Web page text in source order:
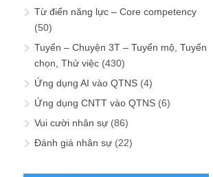
Từ điển năng lực – Core competency
(50)
Tuyển – Chuyện 3T – Tuyển mộ, Tuyển
chọn, Thử việc (430)
Ứng dụng AI vào QTNS (4)
Ứng dụng CNTT vào QTNS (6)
Vui cười nhân sự (86)
Đánh giá nhân sự (22)